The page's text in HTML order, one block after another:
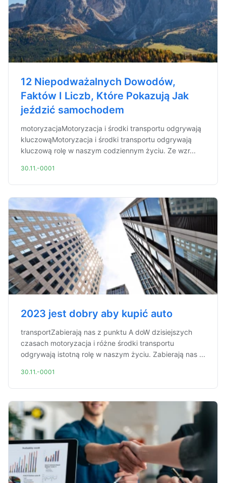
12 Niepodważalnych Dowodów,
Faktów I Liczb, Które Pokazują Jak
jeździć samochodem
motoryzacjaMotoryzacja i środki transportu odgrywają
kluczowąMotoryzacja i środki transportu odgrywają
kluczową rolę w naszym codziennym życiu. Ze wzr...
30.11.-0001
2023 jest dobry aby kupić auto
transportZabierają nas z punktu A doW dzisiejszych
czasach motoryzacja i różne środki transportu
odgrywają istotną rolę w naszym życiu. Zabierają nas ...
30.11.-0001